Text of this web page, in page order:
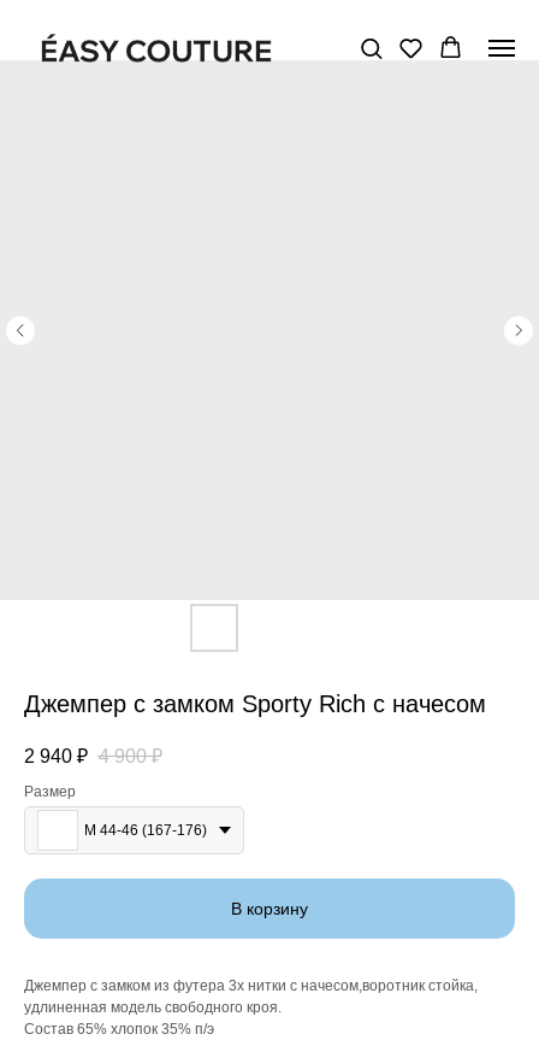
Джемпер с замком Sporty Rich с начесом
2 940 ₽ 4 900 ₽
Размер
M 44-46 (167-176)
В корзину
Джемпер с замком из футера 3х нитки с начесом,воротник стойка,
удлиненная модель свободного кроя.
Состав 65% хлопок 35% п/э